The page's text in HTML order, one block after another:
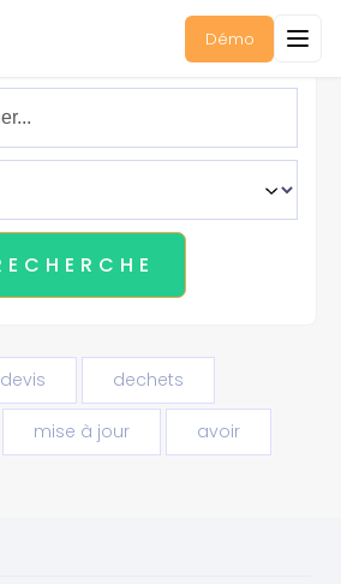
Démo
devis dechets
mise à jour avoir